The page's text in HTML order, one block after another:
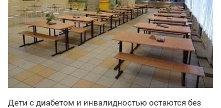
Дети с диабетом и инвалидностью остаются без